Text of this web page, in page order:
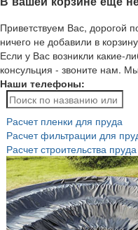
Приветствуем Вас, дорогой
ничего не добавили в
Если у Вас возникли какие-
консульция - звоните нам.
Наши телефоны:
Расчет пленки для пруда
Расчет фильтрации для
Расчет строительства пруда